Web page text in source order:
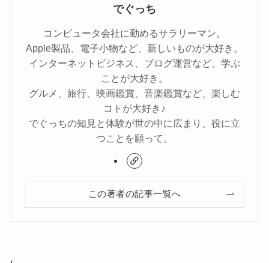
でぐっち
コンピュータ会社に勤めるサラリーマン。
Apple製品、電子小物など、新しいものが大好き。
インターネットビジネス、ブログ運営など、学ぶ
ことが大好き。
グルメ、旅行、映画鑑賞、音楽鑑賞など、楽しむ
コトが大好き♪
でぐっちの知見と体験が世の中に広まり、役に立
つことを願って。
この著者の記事一覧へ